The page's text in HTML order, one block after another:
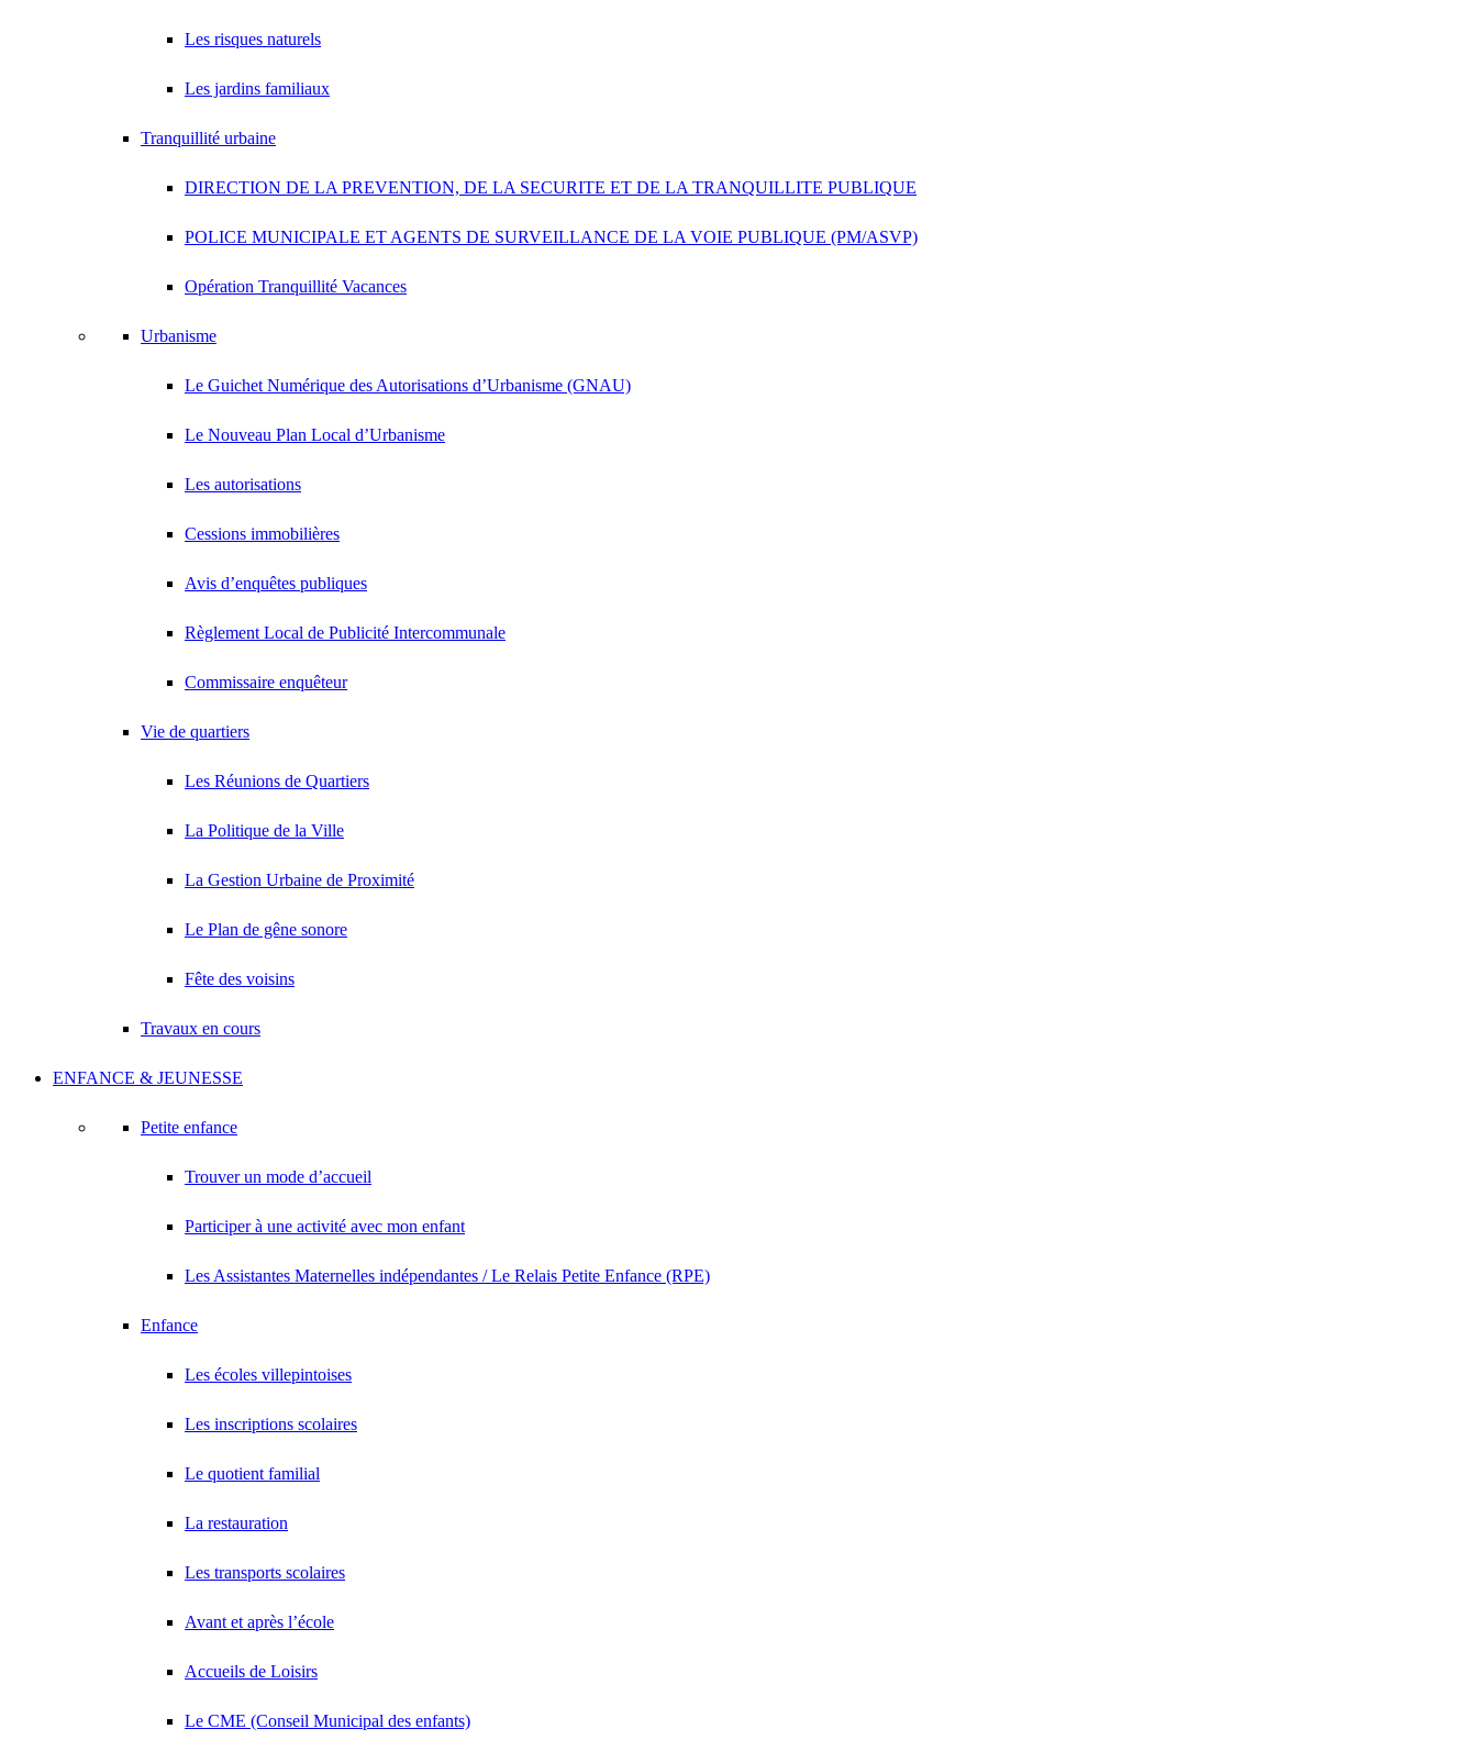
Les risques naturels
Les jardins familiaux
Tranquillité urbaine
DIRECTION DE LA PREVENTION, DE LA SECURITE ET DE LA TRANQUILLITE PUBLIQUE
POLICE MUNICIPALE ET AGENTS DE SURVEILLANCE DE LA VOIE PUBLIQUE (PM/ASVP)
Opération Tranquillité Vacances
Urbanisme
Le Guichet Numérique des Autorisations d’Urbanisme (GNAU)
Le Nouveau Plan Local d’Urbanisme
Les autorisations
Cessions immobilières
Avis d’enquêtes publiques
Règlement Local de Publicité Intercommunale
Commissaire enquêteur
Vie de quartiers
Les Réunions de Quartiers
La Politique de la Ville
La Gestion Urbaine de Proximité
Le Plan de gêne sonore
Fête des voisins
Travaux en cours
ENFANCE & JEUNESSE
Petite enfance
Trouver un mode d’accueil
Participer à une activité avec mon enfant
Les Assistantes Maternelles indépendantes / Le Relais Petite Enfance (RPE)
Enfance
Les écoles villepintoises
Les inscriptions scolaires
Le quotient familial
La restauration
Les transports scolaires
Avant et après l’école
Accueils de Loisirs
Le CME (Conseil Municipal des enfants)